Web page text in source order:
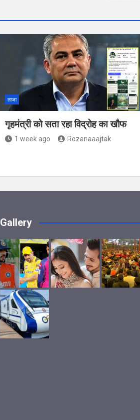
ताजा
गृहमंत्री को सता रहा विद्रोह का खौफ
1 week ago Rozanaaajtak
Gallery